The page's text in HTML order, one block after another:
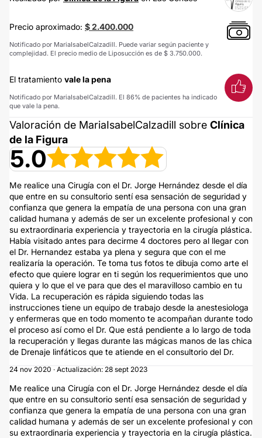
Precio aproximado: $ 2.400.000
Notificado por MariaIsabelCalzadill. Puede variar según paciente y
complejidad. El precio medio de Liposucción es de $ 3.750.000.
El tratamiento vale la pena
Notificado por MariaIsabelCalzadill. El 86% de pacientes ha indicado
que vale la pena.
Valoración de MariaIsabelCalzadill sobre Clínica
de la Figura
5.0
Me realice una Cirugía con el Dr. Jorge Hernández desde el día
que entre en su consultorio sentí esa sensación de seguridad y
confianza que genera la empatía de una persona con una gran
calidad humana y además de ser un excelente profesional y con
su extraordinaria experiencia y trayectoria en la cirugía plástica.
Había visitado antes para decirme 4 doctores pero al llegar con
el Dr. Hernandez estaba ya plena y segura que con el me
realizaría la operación. Te toma tus fotos te dibuja como arte el
efecto que quiere lograr en ti según los requerimientos que uno
quiera y lo que el ve para que des el maravilloso cambio en tu
Vida. La recuperación es rápida siguiendo todas las
instrucciones tiene un equipo de trabajo desde la anestesiologa
y enfermeras que en todo momento te acompañan durante todo
el proceso así como el Dr. Que está pendiente a lo largo de toda
la recuperación y llegas durante las mágicas manos de las chica
de Drenaje linfáticos que te atiende en el consultorio del Dr.
24 nov 2020 · Actualización: 28 sept 2023
Me realice una Cirugía con el Dr. Jorge Hernández desde el día
que entre en su consultorio sentí esa sensación de seguridad y
confianza que genera la empatía de una persona con una gran
calidad humana y además de ser un excelente profesional y con
su extraordinaria experiencia y trayectoria en la cirugía plástica.